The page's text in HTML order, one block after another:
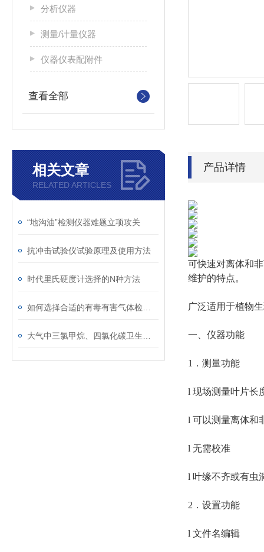
分析仪器
测量/计量仪器
仪器仪表配附件
查看全部
相关文章
RELATED ARTICLES
“地沟油”检测仪器难题立项攻关
抗冲击试验仪试验原理及使用方法
时代里氏硬度计选择的N种方法
产品详情
可快速对离体和
维护的特点。
广泛适用于植物
一、仪器功能
1．测量功能
l 现场测量叶片长
l 可以测量离体和
l 无需校准
l 叶缘不齐或有虫
2．设置功能
l 文件名编辑